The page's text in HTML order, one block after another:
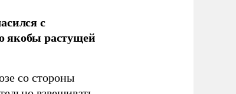
с
якобы растущей
со стороны